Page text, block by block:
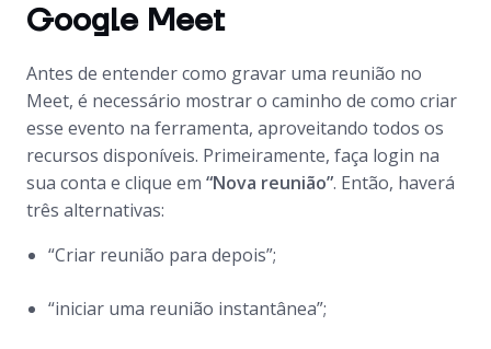
Google Meet
Antes de entender como gravar uma reunião no
Meet, é necessário mostrar o caminho de como criar
esse evento na ferramenta, aproveitando todos os
recursos disponíveis. Primeiramente, faça login na
sua conta e clique em “Nova reunião”. Então, haverá
três alternativas:
“Criar reunião para depois”;
“iniciar uma reunião instantânea”;